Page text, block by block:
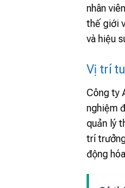
nhân
thế giới
và hiệu
Vị trí
Công ty
nghiệm
quản lý
trí
động